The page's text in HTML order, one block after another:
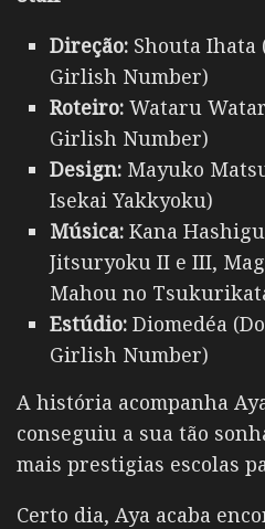
Direção: Shouta Ihata
Girlish Number)
Roteiro: Wataru
Girlish Number)
Design: Mayuko
Isekai Yakkyoku)
Música: Kana
Jitsuryoku II e III,
Mahou no
Estúdio: Diomedéa
Girlish Number)
A história acompanha
conseguiu a sua tão
mais prestigias escolas
Certo dia, Aya acaba